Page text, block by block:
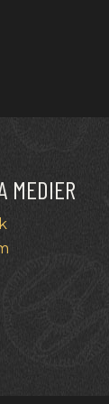
MEDIER